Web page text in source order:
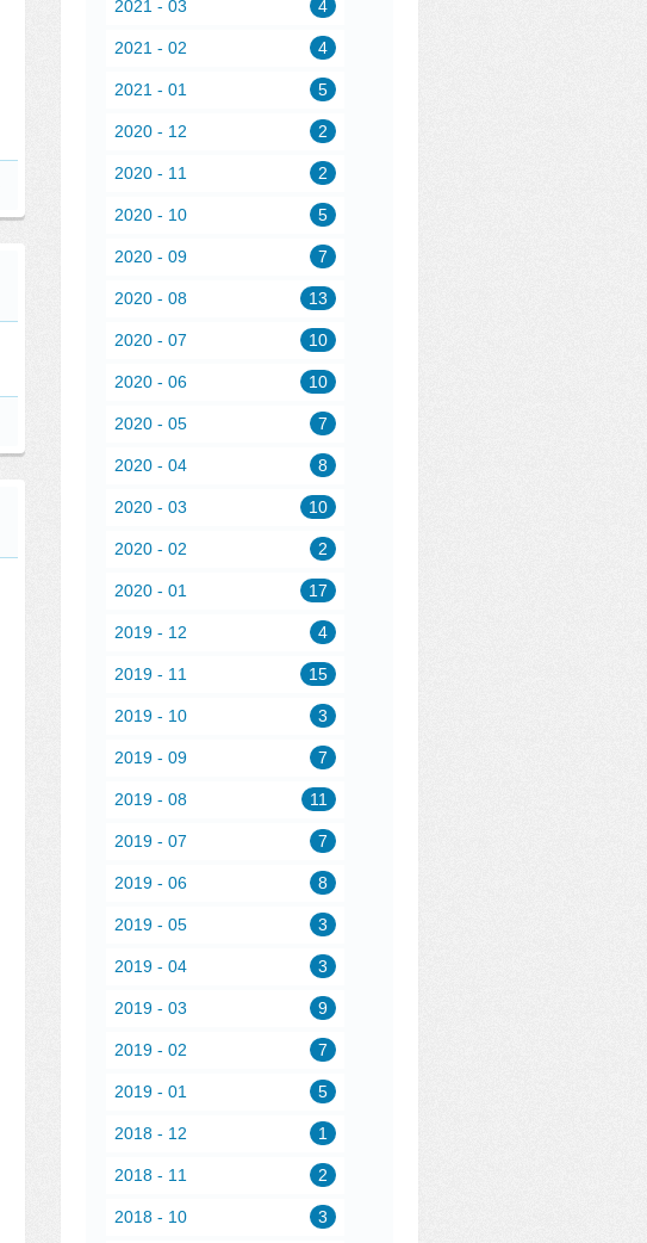
2021 - 03 4
2021 - 02 4
2021 - 01 5
2020 - 12 2
2020 - 11 2
2020 - 10 5
2020 - 09 7
2020 - 08 13
2020 - 07 10
2020 - 06 10
2020 - 05 7
2020 - 04 8
2020 - 03 10
2020 - 02 2
2020 - 01 17
2019 - 12 4
2019 - 11 15
2019 - 10 3
2019 - 09 7
2019 - 08 11
2019 - 07 7
2019 - 06 8
2019 - 05 3
2019 - 04 3
2019 - 03 9
2019 - 02 7
2019 - 01 5
2018 - 12 1
2018 - 11 2
2018 - 10 3